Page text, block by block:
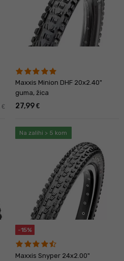
€
Maxxis Minion DHF 20x2.40"
guma, žica
27,99 €
Na zalihi > 5 kom
-15%
Maxxis Snyper 24x2.00"